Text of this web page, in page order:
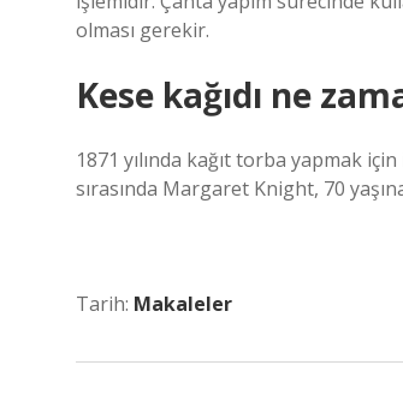
olması gerekir.
Kese kağıdı ne
1871 yılında kağıt torba yapmak
sırasında Margaret Knight, 70
Tarih: Makaleler